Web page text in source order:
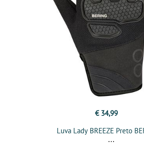
€ 34,99
Luva Lady BREEZE Preto